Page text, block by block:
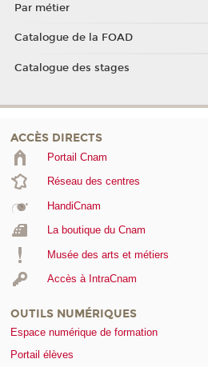
Par métier
Catalogue de la FOAD
Catalogue des stages
ACCÈS DIRECTS
Portail Cnam
Réseau des centres
HandiCnam
La boutique du Cnam
Musée des arts et métiers
Accès à IntraCnam
OUTILS NUMÉRIQUES
Espace numérique de formation
Portail élèves